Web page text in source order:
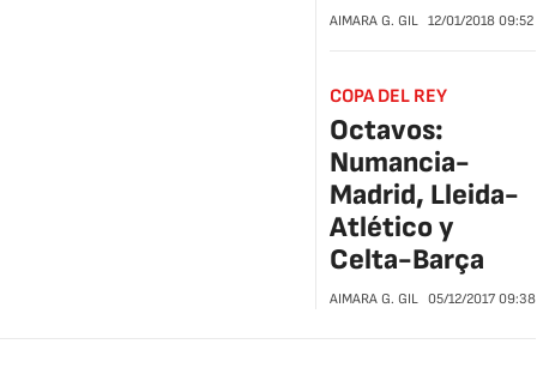
AIMARA G. GIL 12/01/2018 09:52
COPA DEL REY
Octavos:
Numancia-
Madrid, Lleida-
Atlético y
Celta-Barça
AIMARA G. GIL 05/12/2017 09:38